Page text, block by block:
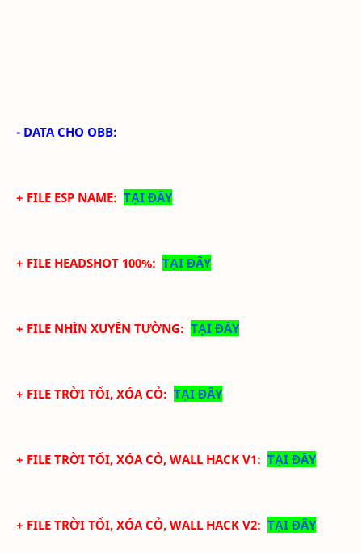
- DATA CHO OBB:
+ FILE ESP NAME: TẠI ĐÂY
+ FILE HEADSHOT 100%: TẠI ĐÂY
+ FILE NHÌN XUYÊN TƯỜNG: TẠI ĐÂY
+ FILE TRỜI TỐI, XÓA CỎ: TẠI ĐÂY
+ FILE TRỜI TỐI, XÓA CỎ, WALL HACK V1: TẠI ĐÂY
+ FILE TRỜI TỐI, XÓA CỎ, WALL HACK V2: TẠI ĐÂY